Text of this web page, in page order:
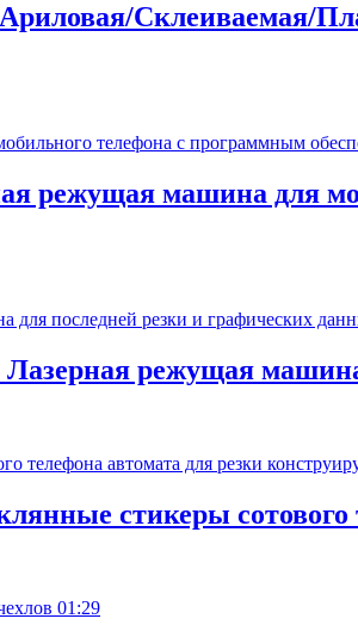
Склеиваемая/
режущая машина для
режущая
стикеры сотового
01:29